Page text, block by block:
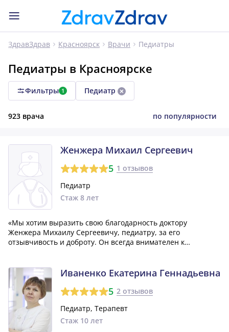
ЗдравЗдрав Красноярск Врачи Педиатры
Педиатры в Красноярске
Фильтры 1 Педиатр
923 врача по популярности
Женжера Михаил Сергеевич
5 1 отзывов
Педиатр
Стаж 8 лет
«Мы хотим выразить свою благодарность доктору
Женжера Михаилу Сергеевичу, педиатру, за его
отзывчивость и доброту. Он всегда внимателен к
Большое спасибо ему за это!»Иваненко Екатерина Геннадьевна
5 2 отзывов
Педиатр, Терапевт
Стаж 10 лет